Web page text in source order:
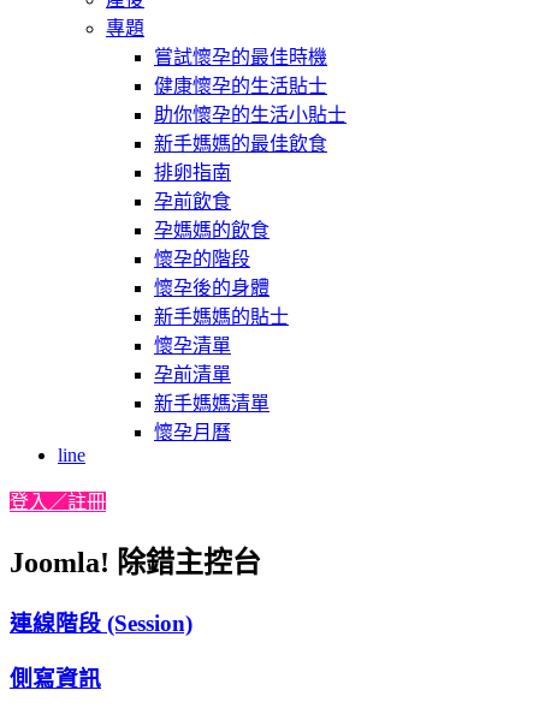
專題
嘗試懷孕的最佳時機
健康懷孕的生活貼士
助你懷孕的生活小貼士
新手媽媽的最佳飲食
排卵指南
孕前飲食
孕媽媽的飲食
懷孕的階段
懷孕後的身體
新手媽媽的貼士
懷孕清單
孕前清單
新手媽媽清單
懷孕月曆
line
登入／註冊
Joomla! 除錯主控台
連線階段 (Session)
側寫資訊